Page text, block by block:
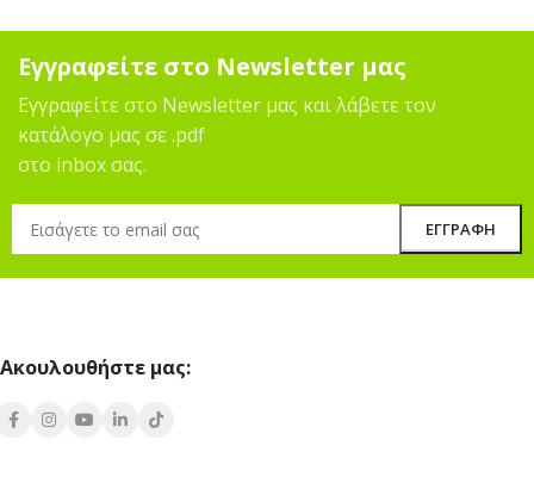
Εγγραφείτε στο Newsletter μας
Εγγραφείτε στο Newsletter μας και λάβετε τον
κατάλογο μας σε .pdf
στο inbox σας.
Ακουλουθήστε μας: